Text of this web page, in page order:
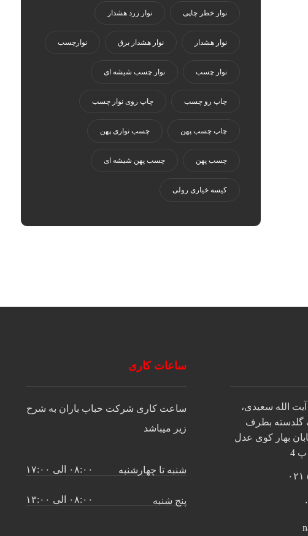
نوار خطر چاپی نوار زرد هشدار
نوار هشدار نوار هشدار برق نوارچسب
نوار چسب نوار چسب شیشه ای
چاپ رو چسب چاپ روی نوار چسب
چاپ چسب پهن چسب نواری پهن
چسب پهن چسب پهن شیشه ای
کیسه خیاری رولی
الله سعیدی،
بطرف
بهار کوی عدل
4
ساعات کاری
ساعت کاری شرکت حباب باران به شرح
زیر میباشد
شنبه تا چهارشنبه ۰۸:۰۰ الی ۱۷:۰۰
پنج شنبه ۰۸:۰۰ الی ۱۳:۰۰